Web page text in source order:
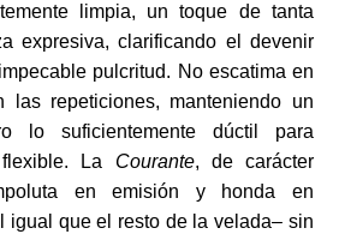
limpia, un toque de tanta
expresiva, clarificando el devenir
pulcritud. No escatima en
las repeticiones, manteniendo un
lo suficientemente dúctil para
La Courante, de carácter
en emisión y honda en
igual que el resto de la velada– sin